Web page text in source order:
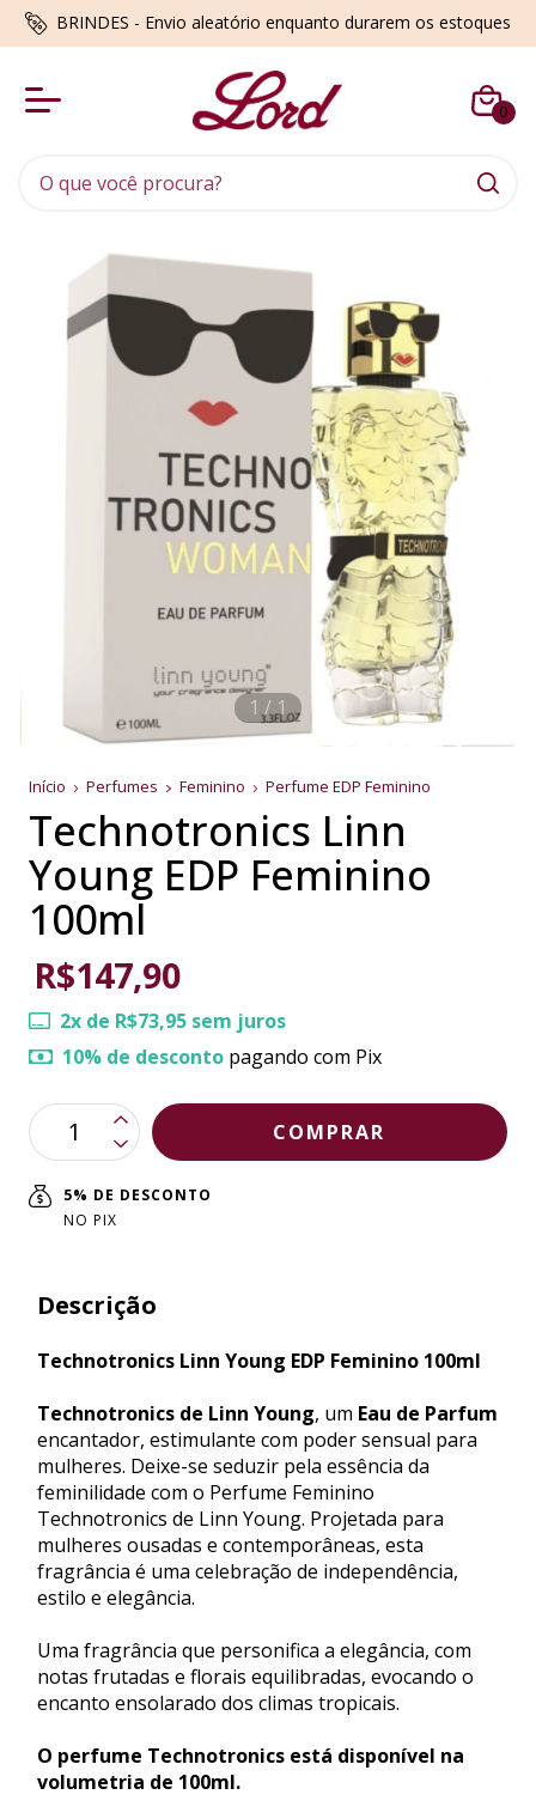
BRINDES - Envio aleatório enquanto durarem os estoques
0
1 /1
Início Perfumes Feminino Perfume EDP Feminino
Technotronics Linn
Young EDP Feminino
100ml
R$147,90
2x de R$73,95 sem juros
10% de desconto pagando com Pix
5% DE DESCONTO
NO PIX
Descrição
Technotronics Linn Young EDP Feminino 100ml
Technotronics de Linn Young, um Eau de Parfum
encantador, estimulante com poder sensual para
mulheres. Deixe-se seduzir pela essência da
feminilidade com o Perfume Feminino
Technotronics de Linn Young. Projetada para
mulheres ousadas e contemporâneas, esta
fragrância é uma celebração de independência,
estilo e elegância.
Uma fragrância que personifica a elegância, com
notas frutadas e florais equilibradas, evocando o
encanto ensolarado dos climas tropicais.
O perfume Technotronics está disponível na
volumetria de 100ml.